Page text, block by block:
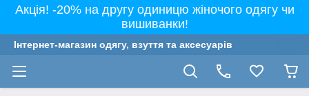
Акція! -20% на другу одиницю жіночого одягу чи
вишиванки!
Інтернет-магазин одягу, взуття та аксесуарів